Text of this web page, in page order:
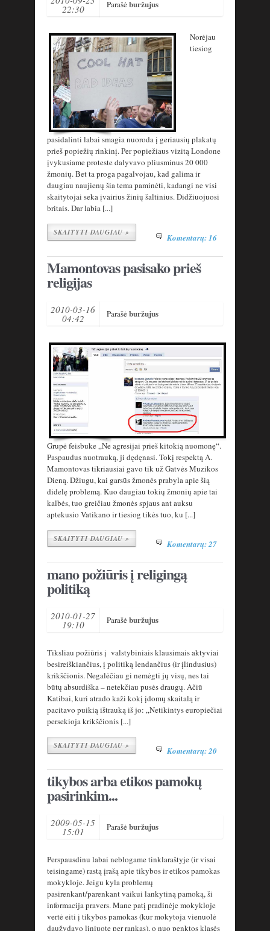
22:30 Parašėburžujus
Norėjau
tiesiog
pasidalinti labai smagia nuoroda į geriausių plakatų
prieš popiežių rinkinį. Per popiežiaus vizitą Londone
įvykusiame proteste dalyvavo pliusminus 20 000
žmonių. Bet ta proga pagalvojau, kad galima ir
daugiau naujienų šia tema paminėti, kadangi ne visi
skaitytojai seka įvairius žinių šaltinius. Didžiuojuosi
britais. Dar labia [...]
SKAITYTI DAUGIAU » Komentarų: 16
Mamontovas pasisako prieš
religijas
2010-03-16
04:42 Parašėburžujus
Grupė feisbuke „Ne agresijai prieš kitokią nuomonę“.
Paspaudus nuotrauką, ji dędęnasi. Tokį respektą A.
Mamontovas tikriausiai gavo tik už Gatvės Muzikos
Dieną. Džiugu, kai garsūs žmonės prabyla apie šią
didelę problemą. Kuo daugiau tokių žmonių apie tai
kalbės, tuo greičiau žmonės spjaus ant auksu
aptekusio Vatikano ir tiesiog tikės tuo, ku [...]
SKAITYTI DAUGIAU » Komentarų: 27
mano požiūris į religingą
politiką
2010-01-27
19:10 Parašėburžujus
Tiksliau požiūris į valstybiniais klausimais aktyviai
besireiškiančius, į politiką lendančius (ir įlindusius)
krikščionis. Negalėčiau gi nemėgti jų visų, nes tai
būtų absurdiška – netekčiau pusės draugų. Ačiū
Katibai, kuri atrado kaži kokį įdomų skaitalą ir
pacitavo puikią ištrauką iš jo: „Netikintys europiečiai
persekioja krikščionis [...]
SKAITYTI DAUGIAU » Komentarų: 20
tikybos arba etikos pamokų
pasirinkim...
2009-05-15
15:01 Parašėburžujus
Perspausdinu labai neblogame tinklaraštyje (ir visai
teisingame) rastą įrašą apie tikybos ir etikos pamokas
mokykloje. Jeigu kyla problemų
pasirenkant/parenkant vaikui lankytiną pamoką, ši
informacija pravers. Mane patį pradinėje mokykloje
vertė eiti į tikybos pamokas (kur mokytoja vienuolė
daužydavo liniuote per rankas), o nuo penktos klasės